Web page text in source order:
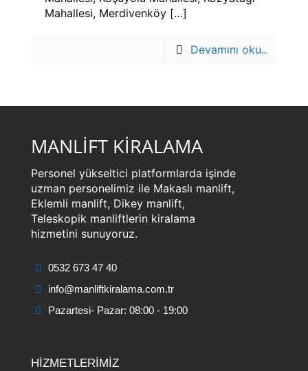
Mahallesi, Merdivenköy […]
Devamını oku..
MANLİFT KİRALAMA
Personel yükseltici platformlarda işinde
uzman personelimiz ile Makaslı manlift,
Eklemli manlift, Dikey manlift,
Teleskopik manliftlerin kiralama
hizmetini sunuyoruz.
0532 673 47 40
info@manliftkiralama.com.tr
Pazartesi- Pazar: 08:00 - 19:00
HİZMETLERİMİZ